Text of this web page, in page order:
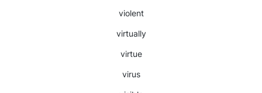
violent
virtually
virtue
virus